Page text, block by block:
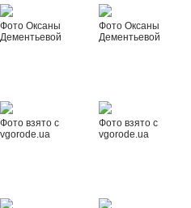
Фото Оксаны
Дементьевой
Фото Оксаны
Дементьевой
Фото взято с
vgorode.ua
Фото взято с
vgorode.ua